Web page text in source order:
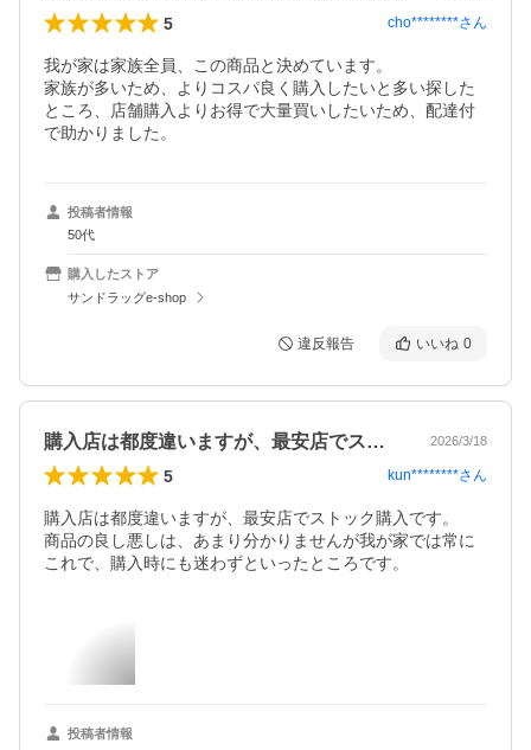
5 cho********さん
我が家は家族全員、この商品と決めています。
家族が多いため、よりコスパ良く購入したいと多い探した
ところ、店舗購入よりお得で大量買いしたいため、配達付
で助かりました。
投稿者情報
50代
購入したストア
サンドラッグe-shop
違反報告 いいね 0
購入店は都度違いますが、最安店でストッ… 2026/3/18
5 kun********さん
購入店は都度違いますが、最安店でストック購入です。
商品の良し悪しは、あまり分かりませんが我が家では常に
これで、購入時にも迷わずといったところです。
投稿者情報